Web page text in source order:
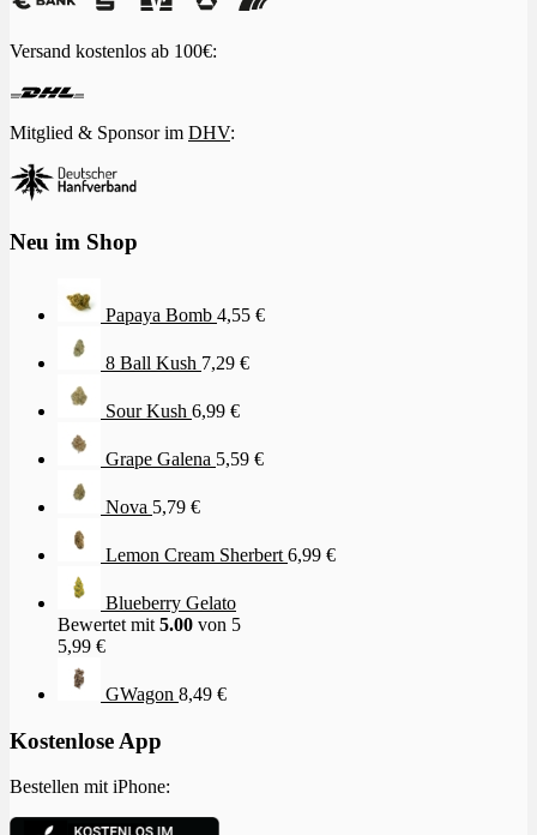
Versand kostenlos ab 100€:
Mitglied & Sponsor im DHV:
Neu im Shop
Papaya Bomb 4,55 €
8 Ball Kush 7,29 €
Sour Kush 6,99 €
Grape Galena 5,59 €
Nova 5,79 €
Lemon Cream Sherbert 6,99 €
Blueberry Gelato
Bewertet mit 5.00 von 5
5,99 €
GWagon 8,49 €
Kostenlose App
Bestellen mit iPhone: